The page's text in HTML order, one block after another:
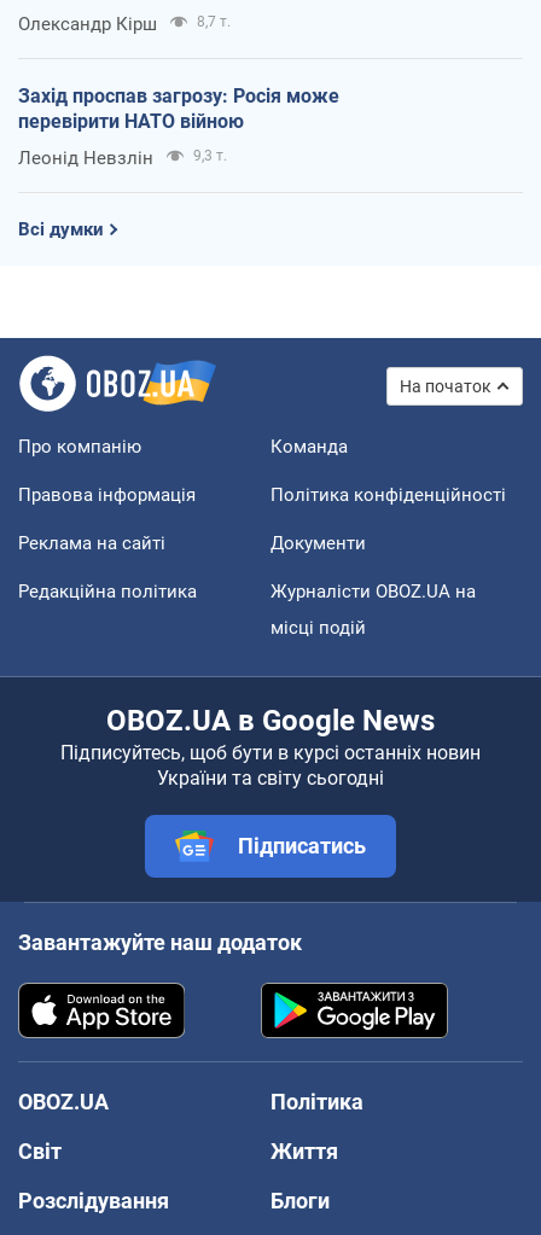
Олександр Кірш 8,7 т.
Захід проспав загрозу: Росія може
перевірити НАТО війною
Леонід Невзлін 9,3 т.
Всі думки
На початок
Про компанію Команда
Правова інформація Політика конфіденційності
Реклама на сайті Документи
Редакційна політика
Журналісти OBOZ.UA на
місці подій
OBOZ.UA в Google News
Підписуйтесь, щоб бути в курсі останніх новин
України та світу сьогодні
Підписатись
Завантажуйте наш додаток
OBOZ.UA
Політика
Світ
Життя
Розслідування
Блоги